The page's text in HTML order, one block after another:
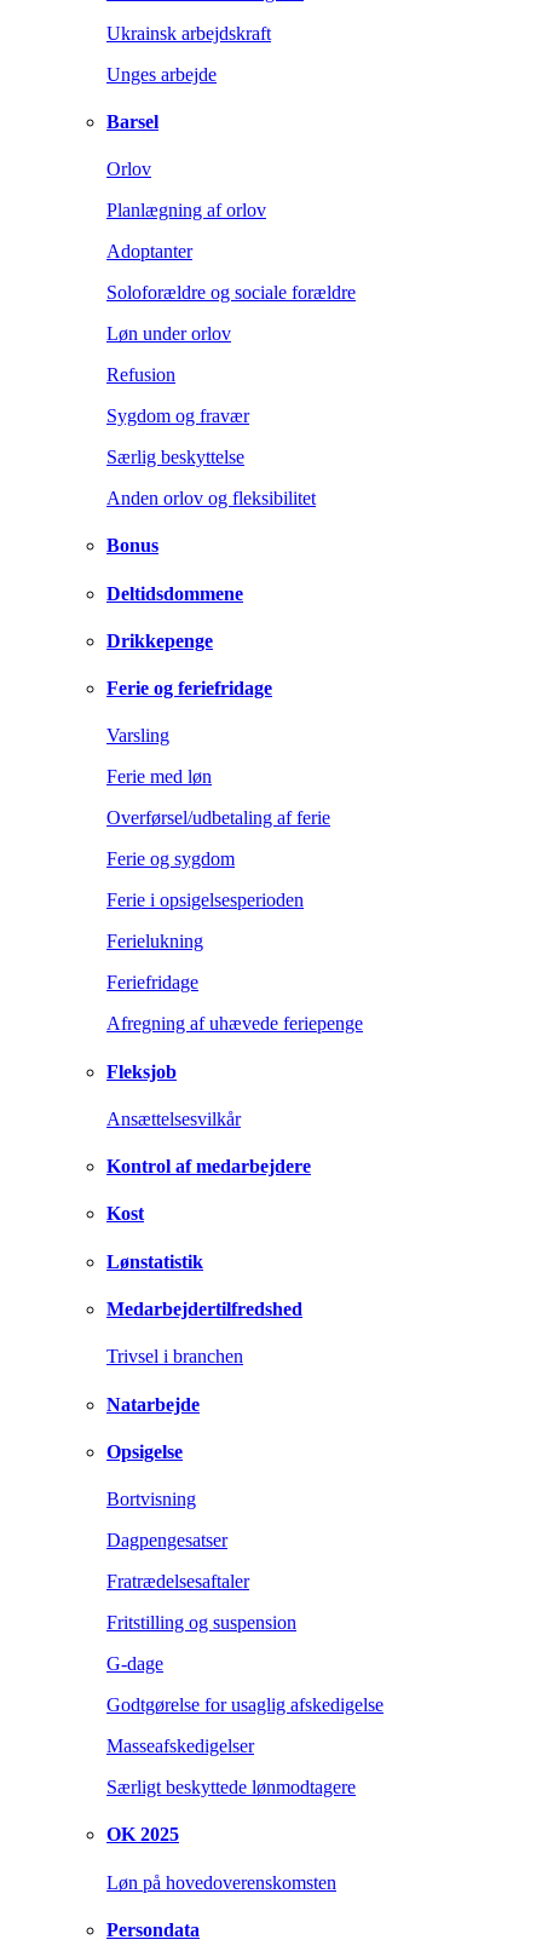
Ukrainsk arbejdskraft
Unges arbejde
Barsel
Orlov
Planlægning af orlov
Adoptanter
Soloforældre og sociale forældre
Løn under orlov
Refusion
Sygdom og fravær
Særlig beskyttelse
Anden orlov og fleksibilitet
Bonus
Deltidsdommene
Drikkepenge
Ferie og feriefridage
Varsling
Ferie med løn
Overførsel/udbetaling af ferie
Ferie og sygdom
Ferie i opsigelsesperioden
Ferielukning
Feriefridage
Afregning af uhævede feriepenge
Fleksjob
Ansættelsesvilkår
Kontrol af medarbejdere
Kost
Lønstatistik
Medarbejdertilfredshed
Trivsel i branchen
Natarbejde
Opsigelse
Bortvisning
Dagpengesatser
Fratrædelsesaftaler
Fritstilling og suspension
G-dage
Godtgørelse for usaglig afskedigelse
Masseafskedigelser
Særligt beskyttede lønmodtagere
OK 2025
Løn på hovedoverenskomsten
Persondata